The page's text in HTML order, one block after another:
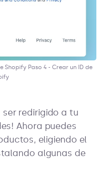
Shopify Paso 4 - Crear un ID de
redirigido a tu
Ahora puedes
eligiendo el
algunas de